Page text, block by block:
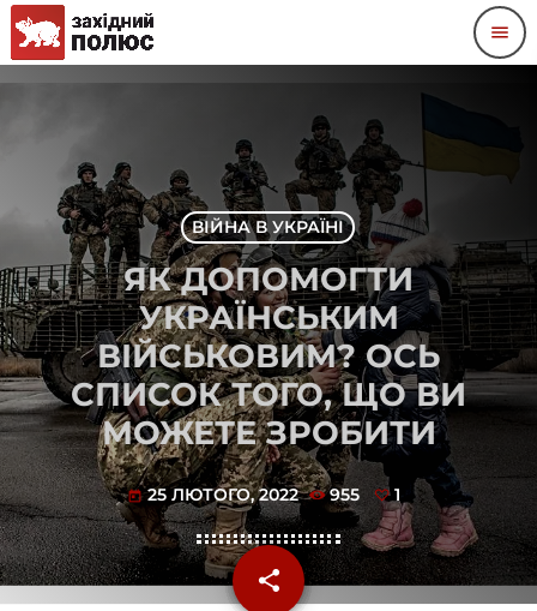
menu
ВІЙНА В УКРАЇНІ
ЯК ДОПОМОГТИ
УКРАЇНСЬКИМ
ВІЙСЬКОВИМ? ОСЬ
СПИСОК ТОГО, ЩО ВИ
МОЖЕТЕ ЗРОБИТИ
today 25 ЛЮТОГО, 2022 955 1
share
email